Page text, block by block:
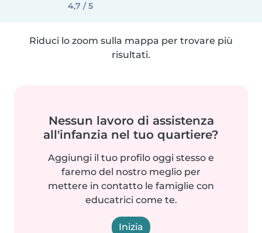
4,7 / 5
Riduci lo zoom sulla mappa per trovare più
risultati.
Nessun lavoro di assistenza
all'infanzia nel tuo quartiere?
Aggiungi il tuo profilo oggi stesso e
faremo del nostro meglio per
mettere in contatto le famiglie con
educatrici come te.
Inizia